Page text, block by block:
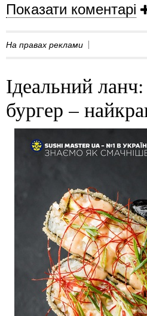
Показати коментарі
На правах реклами
Ідеальний
бургер –